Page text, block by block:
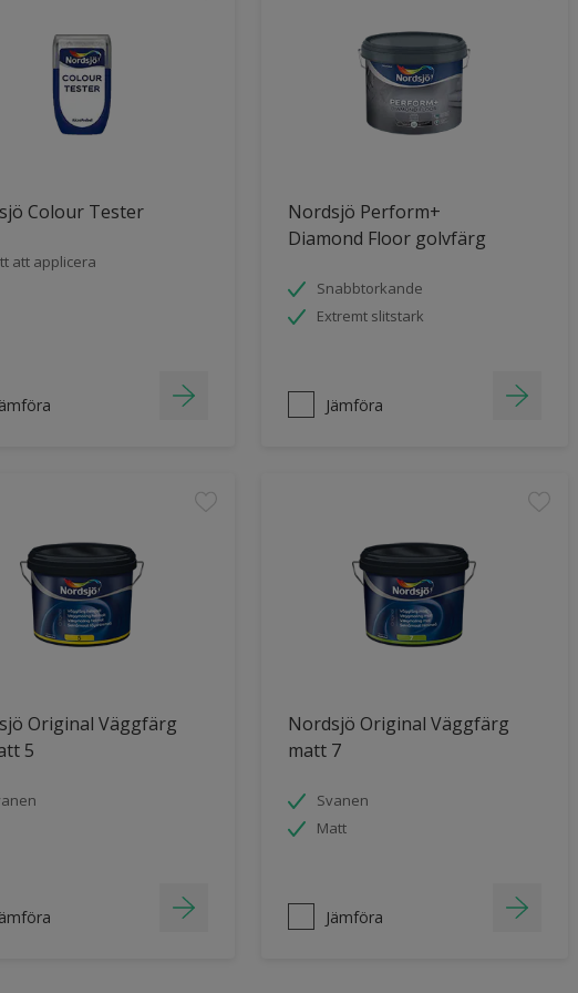
Colour Tester
att applicera
Nordsjö Perform+
Diamond Floor golvfärg
Snabbtorkande
Extremt slitstark
Jämföra
Original Väggfärg
5
Nordsjö Original Väggfärg
matt 7
Svanen
Matt
Jämföra